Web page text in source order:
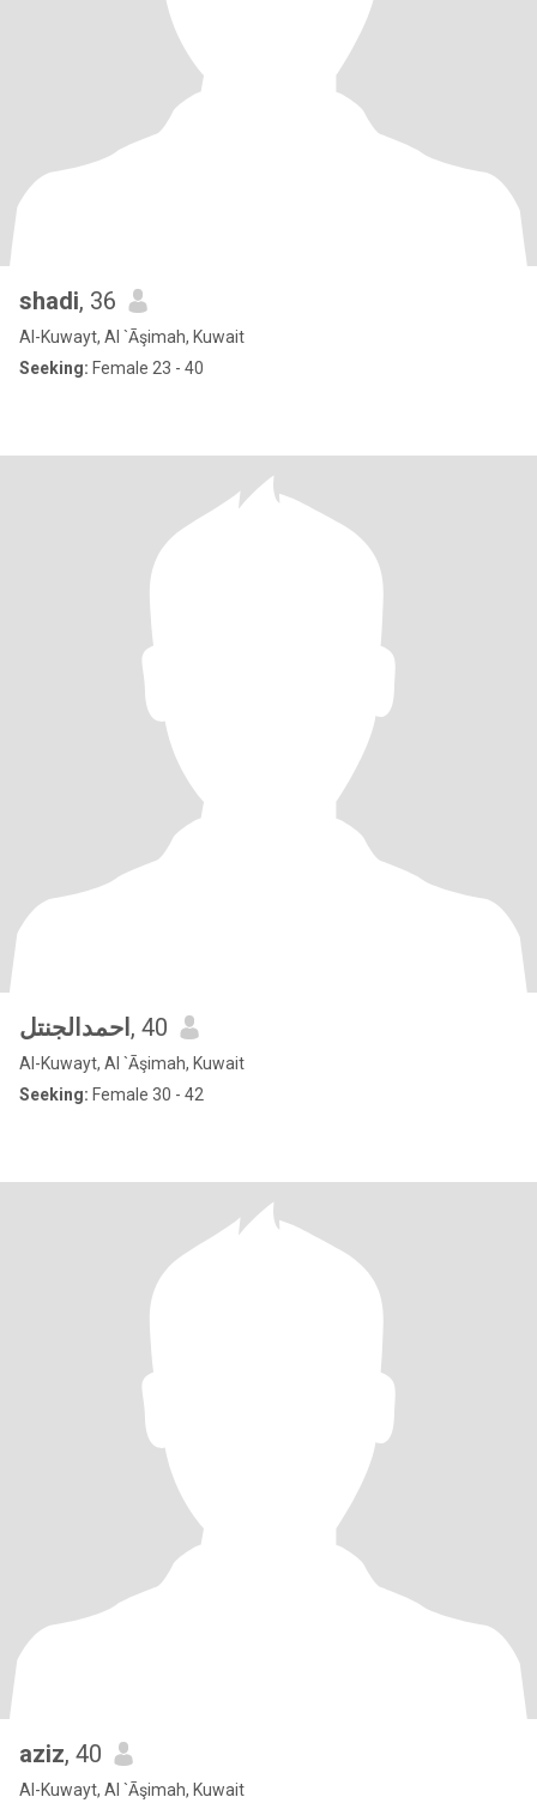
shadi, 36
Al-Kuwayt, Al `Āşimah, Kuwait
Seeking: Female 23 - 40
احمدالجنتل , 40
Al-Kuwayt, Al `Āşimah, Kuwait
Seeking: Female 30 - 42
aziz, 40
Al-Kuwayt, Al `Āşimah, Kuwait